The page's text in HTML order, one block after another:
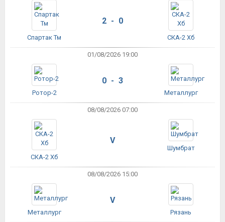
Спартак Тм
2 - 0
СКА-2 Хб
01/08/2026 19:00
Ротор-2
0 - 3
Металлург
08/08/2026 07:00
СКА-2 Хб
V
Шумбрат
08/08/2026 15:00
Металлург
V
Рязань